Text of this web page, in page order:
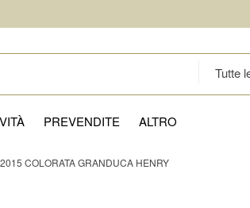
PREVENDITE ALTRO
COLORATA GRANDUCA HENRY